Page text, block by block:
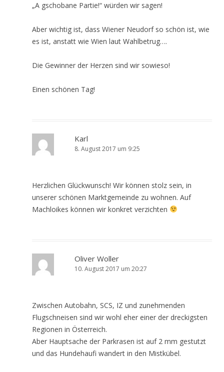
„A gschobane Partie!“ würden wir sagen!
Aber wichtig ist, dass Wiener Neudorf so schön ist, wie
es ist, anstatt wie Wien laut Wahlbetrug….
Die Gewinner der Herzen sind wir sowieso!
Einen schönen Tag!
Karl
8. August 2017 um 9:25
Herzlichen Glückwunsch! Wir können stolz sein, in
unserer schönen Marktgemeinde zu wohnen. Auf
Machloikes können wir konkret verzichten
Oliver Woller
10. August 2017 um 20:27
Zwischen Autobahn, SCS, IZ und zunehmenden
Flugschneisen sind wir wohl eher einer der dreckigsten
Regionen in Österreich.
Aber Hauptsache der Parkrasen ist auf 2 mm gestutzt
und das Hundehaufi wandert in den Mistkübel.